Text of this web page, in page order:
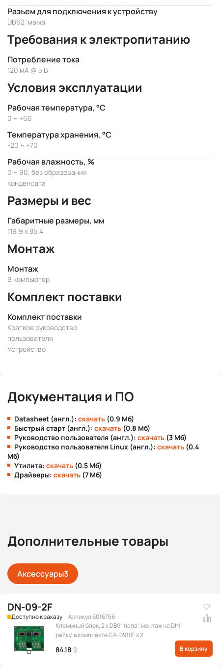
Разъем для подключения к устройству
DB62 'мама'
Требования к электропитанию
Потребление тока
120 мА @ 5 В
Условия эксплуатации
Рабочая температура, °C
0 ~ +60
Температура хранения, °C
-20 ~ +70
Рабочая влажность, %
0 ~ 90, без образования
конденсата
Размеры и вес
Габаритные размеры, мм
119.9 x 85.4
Монтаж
Монтаж
В компьютер
Комплект поставки
Комплект поставки
Краткое руководство
пользователя
Устройство
Документация и ПО
Datasheet (англ.): скачать (0.9 Мб)
Быстрый старт (англ.): скачать (0.8 Мб)
Руководство пользователя (англ.): скачать (3 Мб)
Руководство пользователя Linux (англ.): скачать (0.4
Мб)
Утилита: скачать (0.5 Мб)
Драйверы: скачать (7 Мб)
Дополнительные товары
Аксессуары3
DN-09-2F
Доступно к заказу
Артикул 6016766
Клеммный блок, 2 x DB9 "папа", монтаж на DIN-
рейку, в комплекте CA-0910F x 2
84.18 $ В корзину